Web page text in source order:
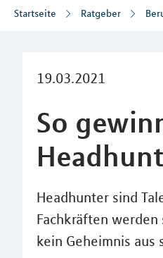
Startseite Ratgeber
19.03.2021
So
Headhunter sind
Fachkräften
kein Geheimnis aus